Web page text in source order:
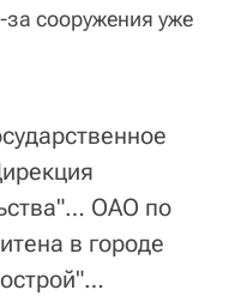
сооружения уже
ОАО по
в городе